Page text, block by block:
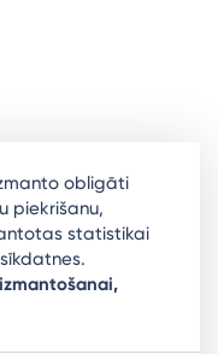
business
obligāti
piekrišanu,
statistikai